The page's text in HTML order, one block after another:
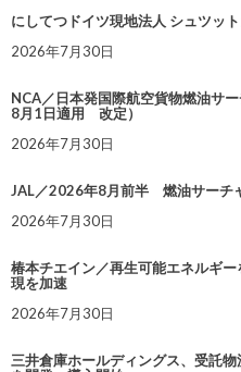
にしてつドイツ現地法人 シュツッ
2026年7月30日
NCA／日本発国際航空貨物燃油サ
8月1日適用 改定）
2026年7月30日
JAL／2026年8月前半 燃油サーチ
2026年7月30日
椿本チエイン／再生可能エネルギ
現を加速
2026年7月30日
三井倉庫ホールディングス、受託物